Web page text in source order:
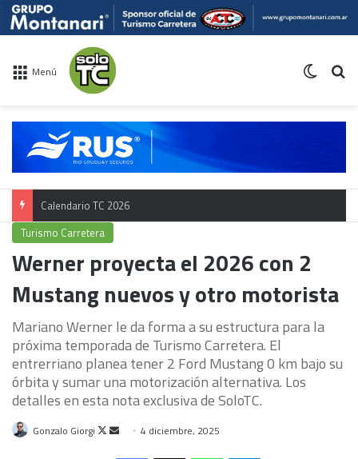
Menú
Calendario TC 2026
Turismo Carretera
Werner proyecta el 2026 con 2
Mustang nuevos y otro motorista
Mariano Werner le da forma a su estructura para la
próxima temporada de Turismo Carretera. El
entrerriano planea tener 2 Ford Mustang 0 km bajo su
órbita y sumar una motorización alternativa. Los
detalles en esta nota exclusiva de SoloTC.
Gonzalo Giorgi
Follow
Send 4 diciembre, 2025